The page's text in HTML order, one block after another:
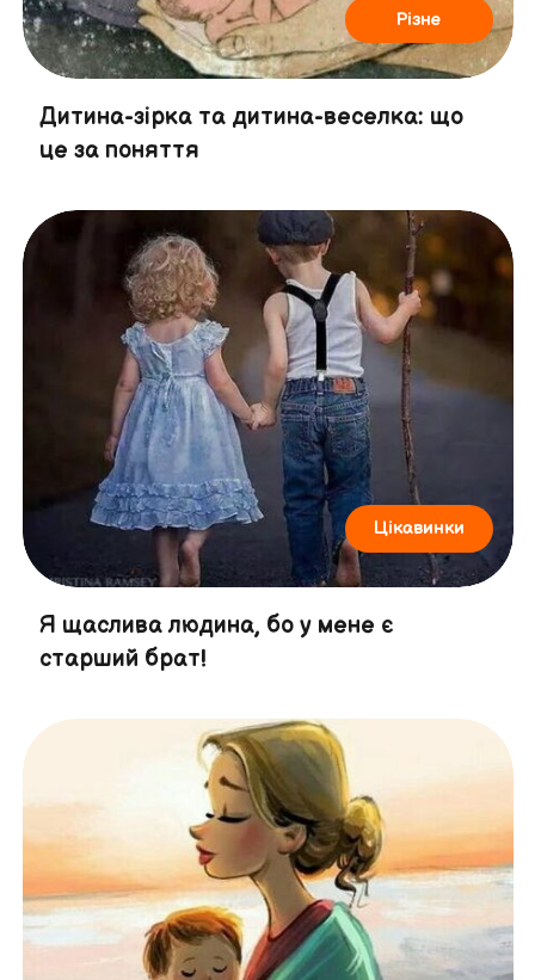
Різне
Дитина-зірка та дитина-веселка: що
це за поняття
Цікавинки
Я щаслива людина, бо у мене є
старший брат!